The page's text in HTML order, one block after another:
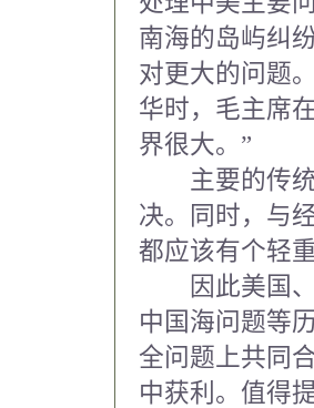
南海的岛屿纠
对更大的问题
华时，毛主席
界很大。”
主要的传统
决。同时，与
都应该有个轻重
因此美国、
中国海问题等
全问题上共同
中获利。值得